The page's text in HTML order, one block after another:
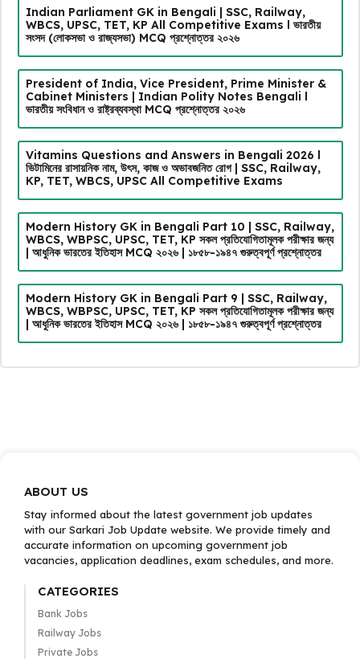
Indian Parliament GK in Bengali | SSC, Railway,
WBCS, UPSC, TET, KP All Competitive Exams l ভারতীয়
সংসদ (লোকসভা ও রাজ্যসভা) MCQ প্রশ্নোত্তর ২০২৬
President of India, Vice President, Prime Minister &
Cabinet Ministers | Indian Polity Notes Bengali l
ভারতীয় সংবিধান ও রাষ্ট্রব্যবস্থা MCQ প্রশ্নোত্তর ২০২৬
Vitamins Questions and Answers in Bengali 2026 l
ভিটামিনের রাসায়নিক নাম, উৎস, কাজ ও অভাবজনিত রোগ | SSC, Railway,
KP, TET, WBCS, UPSC All Competitive Exams
Modern History GK in Bengali Part 10 | SSC, Railway,
WBCS, WBPSC, UPSC, TET, KP সকল প্রতিযোগিতামূলক পরীক্ষার জন্য
| আধুনিক ভারতের ইতিহাস MCQ ২০২৬ | ১৮৫৮-১৯৪৭ গুরুত্বপূর্ণ প্রশ্নোত্তর
Modern History GK in Bengali Part 9 | SSC, Railway,
WBCS, WBPSC, UPSC, TET, KP সকল প্রতিযোগিতামূলক পরীক্ষার জন্য
| আধুনিক ভারতের ইতিহাস MCQ ২০২৬ | ১৮৫৮-১৯৪৭ গুরুত্বপূর্ণ প্রশ্নোত্তর
ABOUT US
Stay informed about the latest government job updates
with our Sarkari Job Update website. We provide timely and
accurate information on upcoming government job
vacancies, application deadlines, exam schedules, and more.
CATEGORIES
Bank Jobs
Railway Jobs
Private Jobs